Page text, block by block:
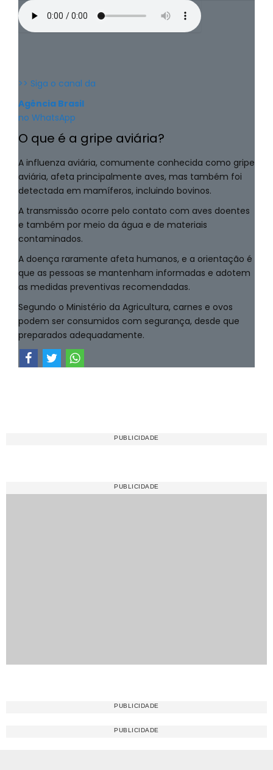
>> Siga o canal da
Agência Brasil
no WhatsApp
O que é a gripe aviária?
A influenza aviária, comumente conhecida como gripe
aviária, afeta principalmente aves, mas também foi
detectada em mamíferos, incluindo bovinos.
A transmissão ocorre pelo contato com aves doentes
e também por meio da água e de materiais
contaminados.
A doença raramente afeta humanos, e a orientação é
que as pessoas se mantenham informadas e adotem
as medidas preventivas recomendadas.
Segundo o Ministério da Agricultura, carnes e ovos
podem ser consumidos com segurança, desde que
preparados adequadamente.